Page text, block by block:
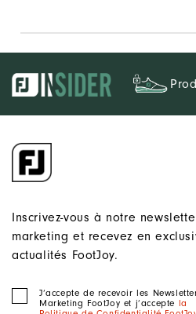
Inscrivez-vous à notre
marketing et recevez en
actualités FootJoy.
J‘accepte de recevoir les
Marketing FootJoy et j’accepte
la